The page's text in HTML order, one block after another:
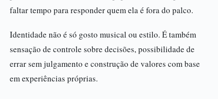
faltar tempo para responder quem ela é fora do palco.
Identidade não é só gosto musical ou estilo. É também
sensação de controle sobre decisões, possibilidade de
errar sem julgamento e construção de valores com base
em experiências próprias.